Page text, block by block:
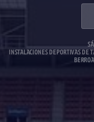
INSTALACIONES DEPORTIVAS DE